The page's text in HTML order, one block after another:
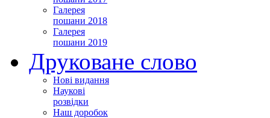
Галерея
пошани 2018
Галерея
пошани 2019
Друковане слово
Нові видання
Наукові
розвідки
Наш доробок